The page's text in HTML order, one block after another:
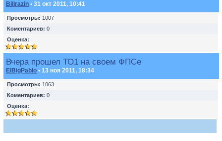
Billrazin • 31 окт 2011, 10:41
Просмотры: 1007
Коментариев: 0
Оценка:
Вчера прошел ТО1 на своем ФПСе
ElBigPablo • 13 ноя 2011, 18:34
Просмотры: 1063
Коментариев: 0
Оценка: